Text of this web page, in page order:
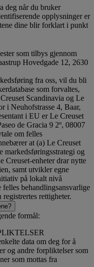
deg når du bruker
opplysninger er
dine blir forklart i punkt
som tilbys gjennom
Hovedgade 12, 2630
fra oss, vil du bli
som forvaltes,
Scandinavia og Le
i Neuhofstrasse 4, Baar,
i EU er Le Creuset
de Gracia 9 2º, 08007
om felles
at (a) Le Creuset
markedsføringsstrategi og
Creuset-enheter drar nytte
samt utvikler egne
på lokalt nivå
behandlingsansvarlige
rettigheter.
formål:
data om deg for å
og andre forpliktelser som
som mottas fra